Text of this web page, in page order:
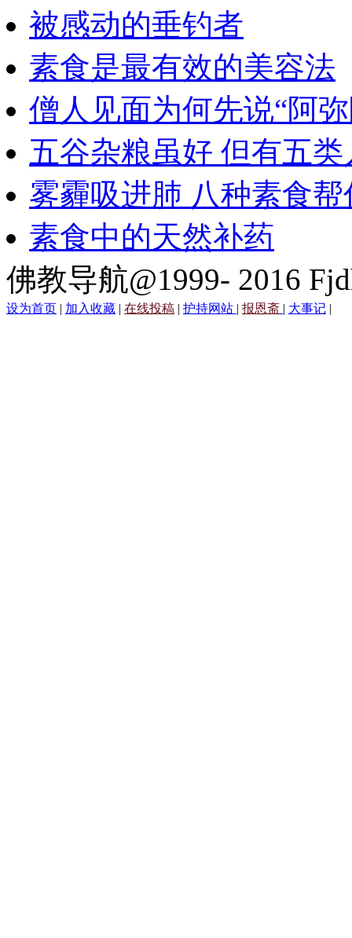
被感动的垂钓者
素食是最有效的美容法
僧人见面为何先说“阿
五谷杂粮虽好 但有五
雾霾吸进肺 八种素食帮
素食中的天然补药
佛教导航@1999- 2016
设为首页 | 加入收藏 | 在线投稿 | 护持网站 | 报恩斋 | 大事记 |